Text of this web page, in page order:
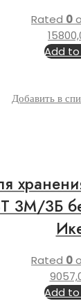
Rated 0
Add
Добавить в
3М/3Б
Rated 0
Add